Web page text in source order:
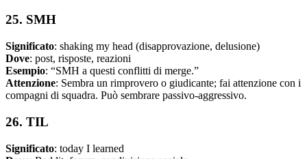
25. SMH
Significato: shaking my head (disapprovazione, delusione)
Dove: post, risposte, reazioni
Esempio: “SMH a questi conflitti di merge.”
Attenzione: Sembra un rimprovero o giudicante; fai attenzione con i
compagni di squadra. Può sembrare passivo-aggressivo.
26. TIL
Significato: today I learned